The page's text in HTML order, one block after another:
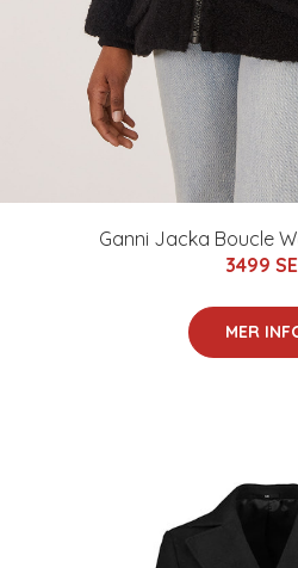
Ganni Jacka Boucle
3499
MER